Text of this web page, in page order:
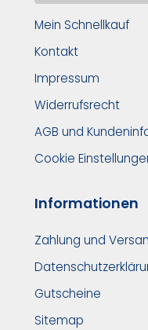
Mein Schnellkauf
Kontakt
Impressum
Widerrufsrecht
AGB und
Cookie
Informationen
Zahlung und
Gutscheine
Sitemap